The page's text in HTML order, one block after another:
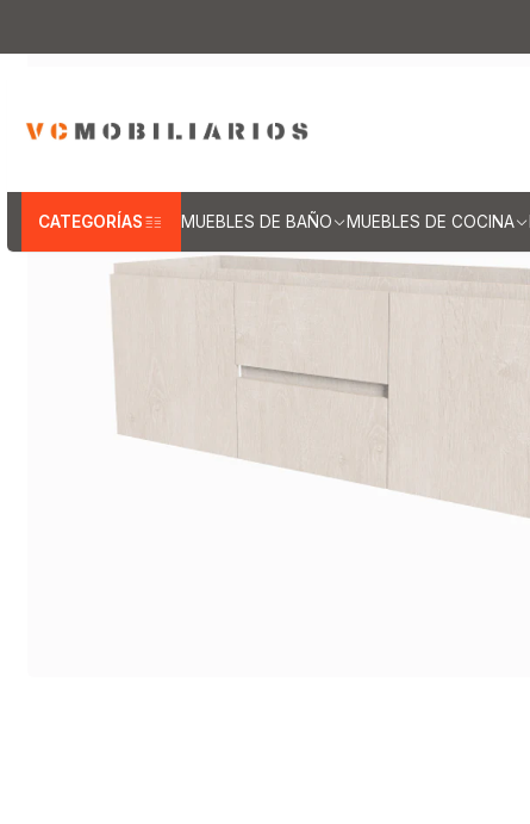
CATEGORÍAS MUEBLES DE BAÑO MUEBLES DE COCINA